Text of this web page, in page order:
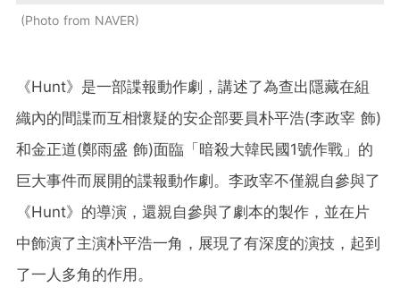
Photo from NAVER
《Hunt》是一部諜報動作劇，講述了為查出隱藏在組
織內的間諜而互相懷疑的安企部要員朴平浩(李政宰 飾)
和金正道(鄭雨盛 飾)面臨「暗殺大韓民國1號作戰」的
巨大事件而展開的諜報動作劇。李政宰不僅親自參與了
《Hunt》的導演，還親自參與了劇本的製作，並在片
中飾演了主演朴平浩一角，展現了有深度的演技，起到
了一人多角的作用。